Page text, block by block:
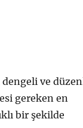
ve
gereken en
bir şekilde